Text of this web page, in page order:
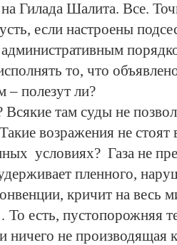
Гилада Шалита. Все.
если настроены
то, что
– полезут ли?
Всякие там суды не
возражения не стоят
условиях? Газа не
пленного,
кричит на весь
есть, пустопорожняя
и ничего не производящая